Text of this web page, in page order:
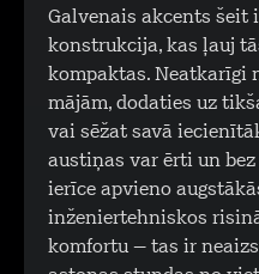
Galvenais akcents šeit
konstrukcija, kas ļauj
kompaktas. Neatkarīgi
mājām, dodaties uz
vai sēžat savā
austiņas var ērti un
ierīce apvieno
inženiertehniskos
komfortu – tas ir